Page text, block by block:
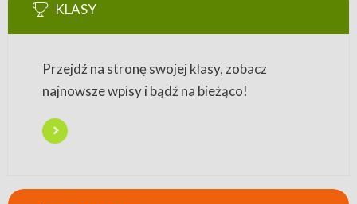
KLASY
Przejdź na stronę swojej klasy, zobacz
najnowsze wpisy i bądź na bieżąco!